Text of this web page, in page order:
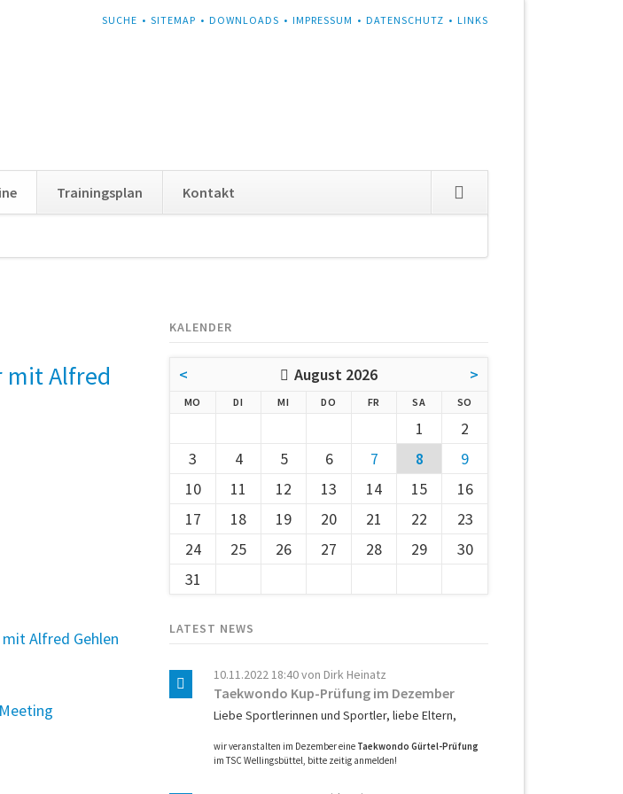
NAVIGATION
SUCHE SITEMAP DOWNLOADS IMPRESSUM DATENSCHUTZ LINKS
überspringen
Trainingsplan Kontakt
mit Alfred
Alfred Gehlen
KALENDER
< August 2026 >
MO DIENSTAG
MITTWOCH
DO NNERSTAG
FR SA MSTAGSO
1
2
3
4 5 6 7 8
9
10
11 12 13 14 15
16
17
18 19 20 21 22
23
24
25 26 27 28 29
30
31
LATEST NEWS
10.11.2022 18:40von Dirk Heinatz
Taekwondo Kup-Prüfung im Dezember
Liebe Sportlerinnen und Sportler, liebe Eltern,
wir veranstalten im Dezember eine Taekwondo Gürtel-Prüfung
im TSC Wellingsbüttel, bitte zeitig anmelden!